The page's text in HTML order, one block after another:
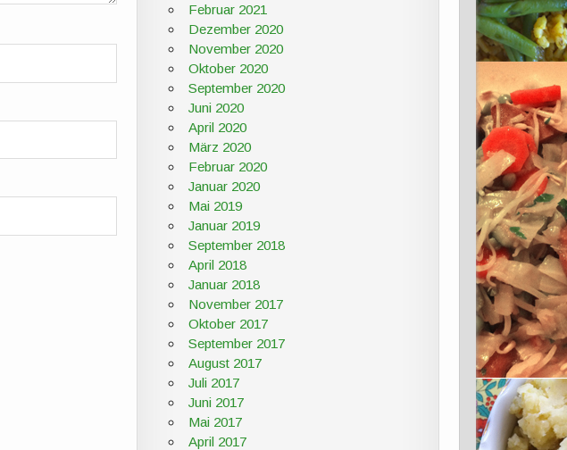
Februar 2021
Dezember 2020
November 2020
Oktober 2020
September 2020
Juni 2020
April 2020
März 2020
Februar 2020
Januar 2020
Mai 2019
Januar 2019
September 2018
April 2018
Januar 2018
November 2017
Oktober 2017
September 2017
August 2017
Juli 2017
Juni 2017
Mai 2017
April 2017